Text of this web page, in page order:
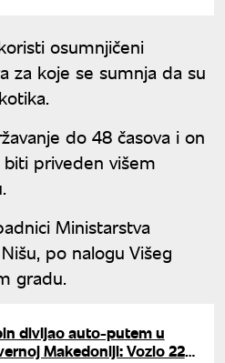
osumnjičeni
za koje se sumnja da su
do 48 časova i on
priveden višem
Ministarstva
po nalogu Višeg
gradu.
divljao auto-putem u
Makedoniji: Vozio 221